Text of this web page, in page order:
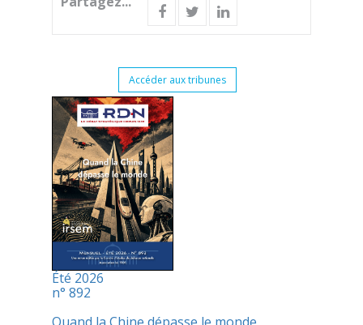
Accéder aux tribunes
Été 2026
n° 892